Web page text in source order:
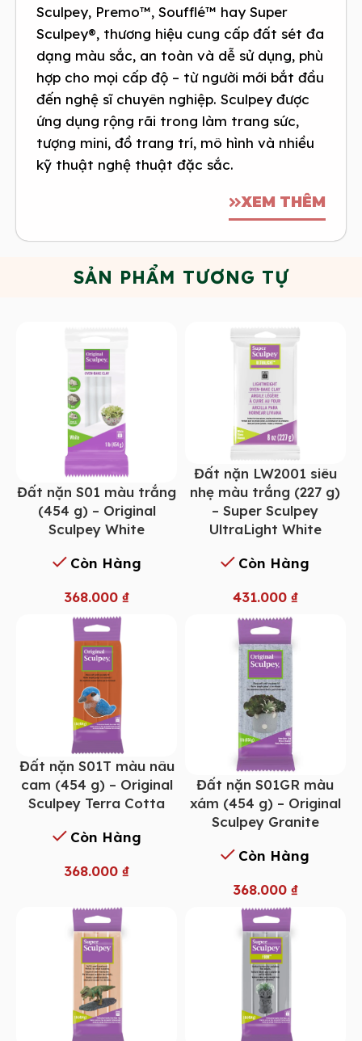
Sculpey, Premo™, Soufflé™ hay Super
Sculpey®, thương hiệu cung cấp đất sét đa
dạng màu sắc, an toàn và dễ sử dụng, phù
hợp cho mọi cấp độ – từ người mới bắt đầu
đến nghệ sĩ chuyên nghiệp. Sculpey được
ứng dụng rộng rãi trong làm trang sức,
tượng mini, đồ trang trí, mô hình và nhiều
kỹ thuật nghệ thuật đặc sắc.
XEM THÊM
SẢN PHẨM TƯƠNG TỰ
Đất nặn S01 màu trắng
(454 g) – Original
Sculpey White
Còn Hàng
368.000 ₫
Đất nặn LW2001 siêu
nhẹ màu trắng (227 g)
– Super Sculpey
UltraLight White
Còn Hàng
431.000 ₫
Đất nặn S01T màu nâu
cam (454 g) – Original
Sculpey Terra Cotta
Còn Hàng
368.000 ₫
Đất nặn S01GR màu
xám (454 g) – Original
Sculpey Granite
Còn Hàng
368.000 ₫